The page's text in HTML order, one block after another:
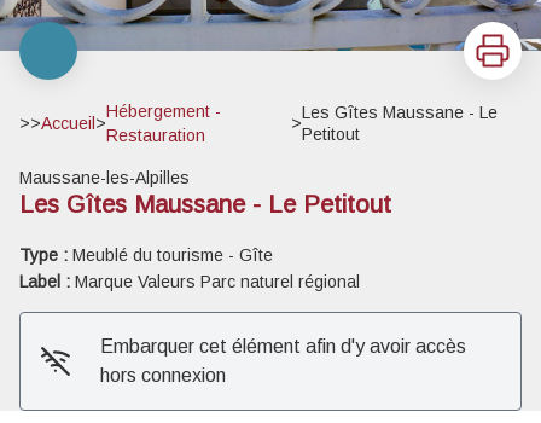
Imprimer
>>Accueil >
Hébergement -
Restauration
>
Les Gîtes Maussane - Le
Petitout
Maussane-les-Alpilles
Les Gîtes Maussane - Le Petitout
Type : Meublé du tourisme - Gîte
Label : Marque Valeurs Parc naturel régional
Embarquer cet élément afin d'y avoir accès
hors connexion